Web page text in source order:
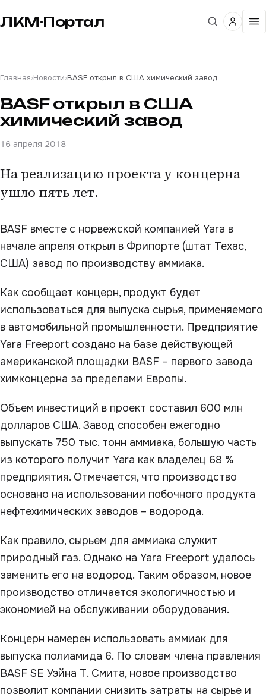
ЛКМ·Портал
Главная›Новости›BASF открыл в США химический завод
BASF открыл в США
химический завод
16 апреля 2018
На реализацию проекта у концерна
ушло пять лет.
BASF вместе с норвежской компанией Yara в
начале апреля открыл в Фрипорте (штат Техас,
США) завод по производству аммиака.
Как сообщает концерн, продукт будет
использоваться для выпуска сырья, применяемого
в автомобильной промышленности. Предприятие
Yara Freeport создано на базе действующей
американской площадки BASF – первого завода
химконцерна за пределами Европы.
Объем инвестиций в проект составил 600 млн
долларов США. Завод способен ежегодно
выпускать 750 тыс. тонн аммиака, большую часть
из которого получит Yara как владелец 68 %
предприятия. Отмечается, что производство
основано на использовании побочного продукта
нефтехимических заводов – водорода.
Как правило, сырьем для аммиака служит
природный газ. Однако на Yara Freeport удалось
заменить его на водород. Таким образом, новое
производство отличается экологичностью и
экономией на обслуживании оборудования.
Концерн намерен использовать аммиак для
выпуска полиамида 6. По словам члена правления
BASF SE Уэйна Т. Смита, новое производство
позволит компании снизить затраты на сырье и